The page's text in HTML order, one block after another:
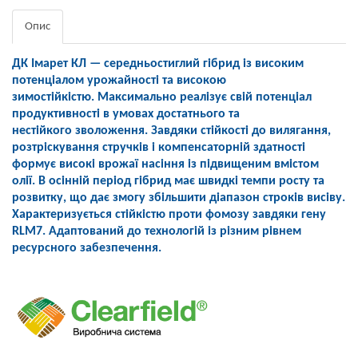
Опис
ДК Імарет КЛ — середньостиглий гібрид із високим
потенціалом урожайності та високою
зимостійкістю. Максимально реалізує свій потенціал
продуктивності в умовах достатнього та
нестійкого зволоження. Завдяки стійкості до вилягання,
розтріскування стручків і компенсаторній здатності
формує високі врожаї насіння із підвищеним вмістом
олії. В осінній період гібрид має швидкі темпи росту та
розвитку, що дає змогу збільшити діапазон строків висіву.
Характеризується стійкістю проти фомозу завдяки гену
RLM7. Адаптований до технологій із різним рівнем
ресурсного забезпечення.